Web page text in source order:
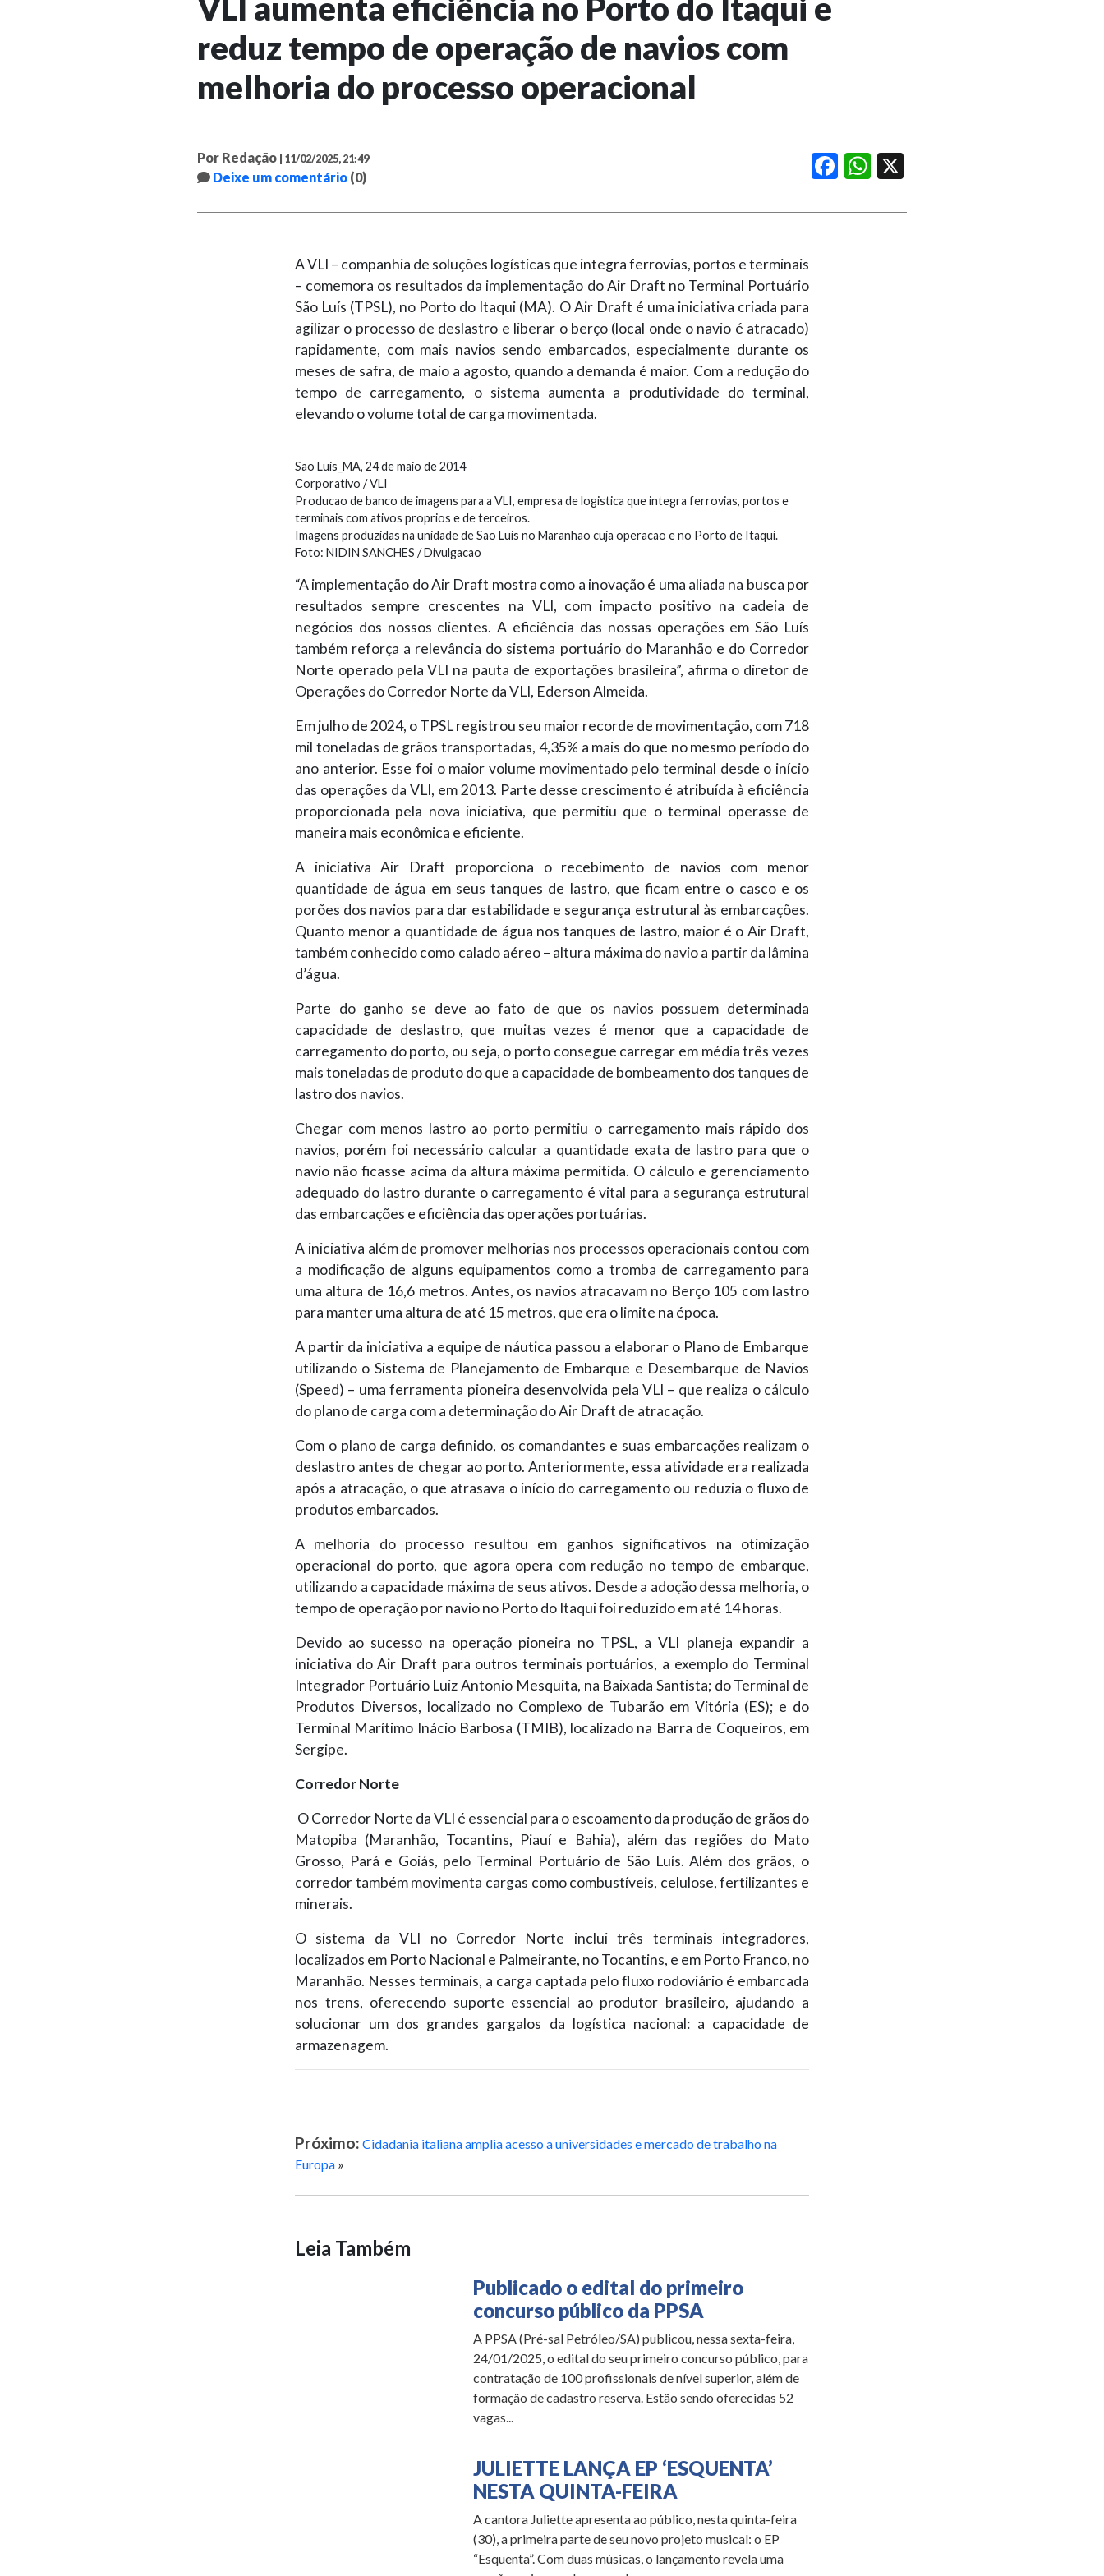
VLI aumenta eficiência no Porto do Itaqui e
reduz tempo de operação de navios com
melhoria do processo operacional
Por Redação | 11/02/2025, 21:49
Deixe um comentário (0)
FacebookWhatsApp
A VLI – companhia de soluções logísticas que integra ferrovias, portos e terminais
– comemora os resultados da implementação do Air Draft no Terminal Portuário
São Luís (TPSL), no Porto do Itaqui (MA). O Air Draft é uma iniciativa criada para
agilizar o processo de deslastro e liberar o berço (local onde o navio é atracado)
rapidamente, com mais navios sendo embarcados, especialmente durante os
meses de safra, de maio a agosto, quando a demanda é maior. Com a redução do
tempo de carregamento, o sistema aumenta a produtividade do terminal,
elevando o volume total de carga movimentada.
Sao Luis_MA, 24 de maio de 2014
Corporativo / VLI
Producao de banco de imagens para a VLI, empresa de logistica que integra ferrovias, portos e
terminais com ativos proprios e de terceiros.
Imagens produzidas na unidade de Sao Luis no Maranhao cuja operacao e no Porto de Itaqui.
Foto: NIDIN SANCHES / Divulgacao
“A implementação do Air Draft mostra como a inovação é uma aliada na busca por
resultados sempre crescentes na VLI, com impacto positivo na cadeia de
negócios dos nossos clientes. A eficiência das nossas operações em São Luís
também reforça a relevância do sistema portuário do Maranhão e do Corredor
Norte operado pela VLI na pauta de exportações brasileira”, afirma o diretor de
Operações do Corredor Norte da VLI, Ederson Almeida.
Em julho de 2024, o TPSL registrou seu maior recorde de movimentação, com 718
mil toneladas de grãos transportadas, 4,35% a mais do que no mesmo período do
ano anterior. Esse foi o maior volume movimentado pelo terminal desde o início
das operações da VLI, em 2013. Parte desse crescimento é atribuída à eficiência
proporcionada pela nova iniciativa, que permitiu que o terminal operasse de
maneira mais econômica e eficiente.
A iniciativa Air Draft proporciona o recebimento de navios com menor
quantidade de água em seus tanques de lastro, que ficam entre o casco e os
porões dos navios para dar estabilidade e segurança estrutural às embarcações.
Quanto menor a quantidade de água nos tanques de lastro, maior é o Air Draft,
também conhecido como calado aéreo – altura máxima do navio a partir da lâmina
d’água.
Parte do ganho se deve ao fato de que os navios possuem determinada
capacidade de deslastro, que muitas vezes é menor que a capacidade de
carregamento do porto, ou seja, o porto consegue carregar em média três vezes
mais toneladas de produto do que a capacidade de bombeamento dos tanques de
lastro dos navios.
Chegar com menos lastro ao porto permitiu o carregamento mais rápido dos
navios, porém foi necessário calcular a quantidade exata de lastro para que o
navio não ficasse acima da altura máxima permitida. O cálculo e gerenciamento
adequado do lastro durante o carregamento é vital para a segurança estrutural
das embarcações e eficiência das operações portuárias.
A iniciativa além de promover melhorias nos processos operacionais contou com
a modificação de alguns equipamentos como a tromba de carregamento para
uma altura de 16,6 metros. Antes, os navios atracavam no Berço 105 com lastro
para manter uma altura de até 15 metros, que era o limite na época.
A partir da iniciativa a equipe de náutica passou a elaborar o Plano de Embarque
utilizando o Sistema de Planejamento de Embarque e Desembarque de Navios
(Speed) – uma ferramenta pioneira desenvolvida pela VLI – que realiza o cálculo
do plano de carga com a determinação do Air Draft de atracação.
Com o plano de carga definido, os comandantes e suas embarcações realizam o
deslastro antes de chegar ao porto. Anteriormente, essa atividade era realizada
após a atracação, o que atrasava o início do carregamento ou reduzia o fluxo de
produtos embarcados.
A melhoria do processo resultou em ganhos significativos na otimização
operacional do porto, que agora opera com redução no tempo de embarque,
utilizando a capacidade máxima de seus ativos. Desde a adoção dessa melhoria, o
tempo de operação por navio no Porto do Itaqui foi reduzido em até 14 horas.
Devido ao sucesso na operação pioneira no TPSL, a VLI planeja expandir a
iniciativa do Air Draft para outros terminais portuários, a exemplo do Terminal
Integrador Portuário Luiz Antonio Mesquita, na Baixada Santista; do Terminal de
Produtos Diversos, localizado no Complexo de Tubarão em Vitória (ES); e do
Terminal Marítimo Inácio Barbosa (TMIB), localizado na Barra de Coqueiros, em
Sergipe.
Corredor Norte
O Corredor Norte da VLI é essencial para o escoamento da produção de grãos do
Matopiba (Maranhão, Tocantins, Piauí e Bahia), além das regiões do Mato
Grosso, Pará e Goiás, pelo Terminal Portuário de São Luís. Além dos grãos, o
corredor também movimenta cargas como combustíveis, celulose, fertilizantes e
minerais.
O sistema da VLI no Corredor Norte inclui três terminais integradores,
localizados em Porto Nacional e Palmeirante, no Tocantins, e em Porto Franco, no
Maranhão. Nesses terminais, a carga captada pelo fluxo rodoviário é embarcada
nos trens, oferecendo suporte essencial ao produtor brasileiro, ajudando a
solucionar um dos grandes gargalos da logística nacional: a capacidade de
armazenagem.
Próximo: Cidadania italiana amplia acesso a universidades e mercado de trabalho na
Europa »
Leia Também
Publicado o edital do primeiro
concurso público da PPSA
A PPSA (Pré-sal Petróleo/SA) publicou, nessa sexta-feira,
24/01/2025, o edital do seu primeiro concurso público, para
contratação de 100 profissionais de nível superior, além de
formação de cadastro reserva. Estão sendo oferecidas 52
vagas...
JULIETTE LANÇA EP ‘ESQUENTA’
NESTA QUINTA-FEIRA
A cantora Juliette apresenta ao público, nesta quinta-feira
(30), a primeira parte de seu novo projeto musical: o EP
“Esquenta”. Com duas músicas, o lançamento revela uma